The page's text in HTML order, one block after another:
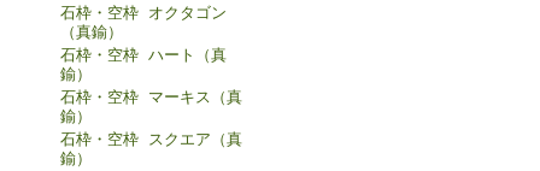
石枠・空枠 オクタゴン
（真鍮）
石枠・空枠 ハート（真
鍮）
石枠・空枠 マーキス（真
鍮）
石枠・空枠 スクエア（真
鍮）